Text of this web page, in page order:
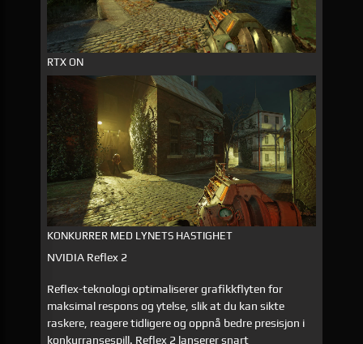
RTX ON
KONKURRER MED LYNETS HASTIGHET
NVIDIA Reflex 2
Reflex-teknologi optimaliserer grafikkflyten for
maksimal respons og ytelse, slik at du kan sikte
raskere, reagere tidligere og oppnå bedre presisjon i
konkurransespill. Reflex 2 lanserer snart